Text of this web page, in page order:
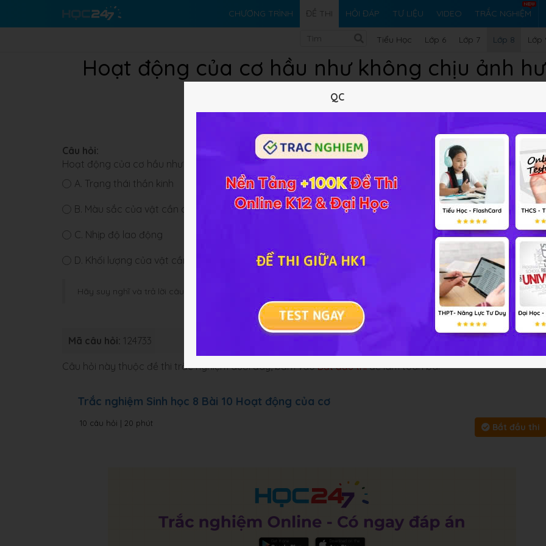
CHƯƠNG TRÌNH ĐỀ THI HỎI ĐÁP TƯ LIỆU VIDEO TRẮC NGHIỆM
Tiểu Học Lớp 6 Lớp 7 Lớp 8 Lớp
Hoạt động của cơ hầu như không chịu ảnh
Câu hỏi:
Hoạt động của cơ hầu như không chịu ảnh hưởng bởi yếu tố nào sau đây?
A. Trạng thái thần kinh
B. Màu sắc của vật cần di chuyển
C. Nhịp độ lao động
D. Khối lượng của vật cần di chuyển
Hãy suy nghĩ và trả lời câu hỏi trước khi HOC247 cung cấp đáp án và lời giải
Mã câu hỏi: 124733 Môn học: Sinh
Câu hỏi này thuộc đề thi trắc nghiệm dưới đây, bấm vàoBắt đầu thiđể làm toàn bài
Trắc nghiệm Sinh học 8 Bài 10 Hoạt động của cơ
10 câu hỏi | 20 phút Bắt đầu thi
QC